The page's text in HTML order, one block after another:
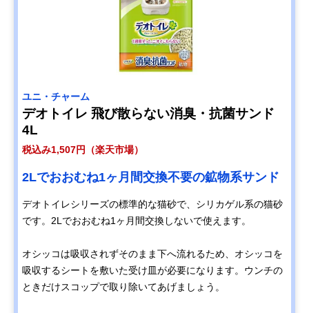
ユニ・チャーム
デオトイレ 飛び散らない消臭・抗菌サンド
4L
税込み1,507円（楽天市場）
2Lでおおむね1ヶ月間交換不要の鉱物系サンド
デオトイレシリーズの標準的な猫砂で、シリカゲル系の猫砂
です。2Lでおおむね1ヶ月間交換しないで使えます。
オシッコは吸収されずそのまま下へ流れるため、オシッコを
吸収するシートを敷いた受け皿が必要になります。ウンチの
ときだけスコップで取り除いてあげましょう。